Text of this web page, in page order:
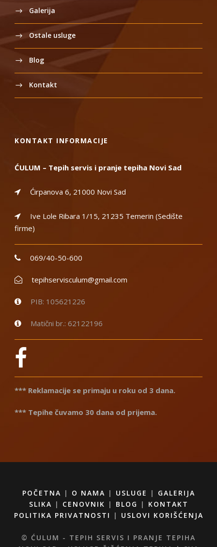
Galerija
Ostale usluge
Blog
Kontakt
KONTAKT INFORMACIJE
ĆULUM – Tepih servis i pranje tepiha Novi Sad
Ćirpanova 6, 21000 Novi Sad
Ive Lole Ribara 1/15, 21235 Temerin (Sedište
firme)
069/40-50-600
tepihservisculum@gmail.com
PIB: 105621226
Matični br.: 62122196
*** Reklamacije se primaju u roku od 3 dana.
*** Tepihe čuvamo 30 dana od prijema.
POČETNA | O NAMA | USLUGE | GALERIJA
SLIKA | CENOVNIK | BLOG | KONTAKT
POLITIKA PRIVATNOSTI
| USLOVI KORIŠĆENJA
© ĆULUM - TEPIH SERVIS I PRANJE TEPIHA